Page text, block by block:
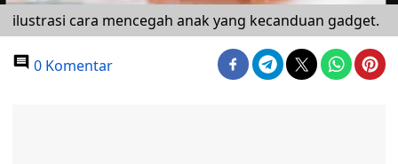
ilustrasi cara mencegah anak yang kecanduan gadget.
0 Komentar